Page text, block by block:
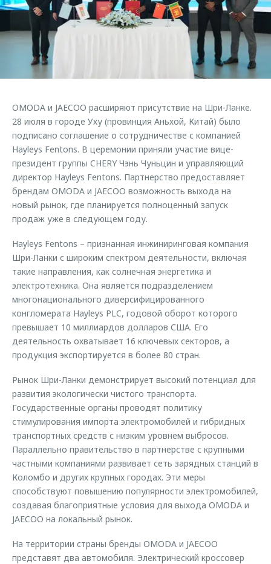
Страхование
Кредитный калькулятор
Аксессуары
Одежда и сувениры
Запчасти
Трейд-ин
Калькулятор трейд-ин
Клиентская поддержка
O&J Автоклуб
Клуб владельцев OMODA
Приложение O&J
Одежда и сувениры
Оригинальные аксессуары
Запчасти
Обратная связь
OMODA и JAECOO расширяют присутствие на Шри-Ланке.
28 июля в городе Уху (провинция Аньхой, Китай) было
подписано соглашение о сотрудничестве с компанией
Hayleys Fentons. В церемонии приняли участие вице-
президент группы CHERY Чэнь Чуньцин и управляющий
директор Hayleys Fentons. Партнерство предоставляет
брендам OMODA и JAECOO возможность выхода на
новый рынок, где планируется полноценный запуск
продаж уже в следующем году.
Hayleys Fentons – признанная инжиниринговая компания
Шри-Ланки с широким спектром деятельности, включая
такие направления, как солнечная энергетика и
электротехника. Она является подразделением
многонационального диверсифицированного
конгломерата Hayleys PLC, годовой оборот которого
превышает 10 миллиардов долларов США. Его
деятельность охватывает 16 ключевых секторов, а
продукция экспортируется в более 80 стран.
Рынок Шри-Ланки демонстрирует высокий потенциал для
развития экологически чистого транспорта.
Государственные органы проводят политику
стимулирования импорта электромобилей и гибридных
транспортных средств с низким уровнем выбросов.
Параллельно правительство в партнерстве с крупными
частными компаниями развивает сеть зарядных станций в
Коломбо и других крупных городах. Эти меры
способствуют повышению популярности электромобилей,
создавая благоприятные условия для выхода OMODA и
JAECOO на локальный рынок.
На территории страны бренды OMODA и JAECOO
представят два автомобиля. Электрический кроссовер